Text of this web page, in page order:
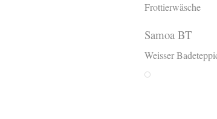
Frottierwäsche
Samoa BT
Weisser
Weiss